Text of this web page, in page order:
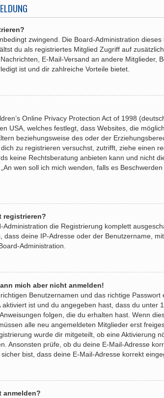
zwingend. Die Board-Administration
du als registriertes Mitglied Zugriff auf
E-Mail-Versand an andere
ist und dir zahlreiche Vorteile bietet.
Online Privacy Protection Act of 1998
USA, welches festlegt, dass Websites, die
beziehungsweise des oder der
zu registrieren versuchst, zutrifft, ziehe einen
keine Rechtsberatung anbieten kann und nicht
wen soll ich mich wenden, falls es
registrieren?
Administration die Registrierung komplett
dass deine IP-Adresse oder der Benutzername,
Administration.
mich aber nicht anmelden!
Benutzernamen und das richtige
aktiviert ist und du angegeben hast, dass du unter
folgen, die du erhalten hast. Wenn
alle neu angemeldeten Mitglieder erst
wurde dir mitgeteilt, ob eine Aktivierung
Ansonsten prüfe, ob du deine E-Mail-Adresse
bist, dass deine E-Mail-Adresse korrekt
anmelden?